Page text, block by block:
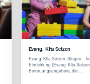
Evang. Kita Setzen
Evang. Kita Setzen, Siegen -
Einrichtung (Evang. Kita
Betreuungsangebote, die …